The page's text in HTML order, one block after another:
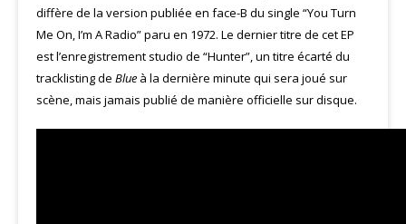
diffère de la version publiée en face-B du single “You Turn
Me On, I’m A Radio” paru en 1972. Le dernier titre de cet EP
est l’enregistrement studio de “Hunter”, un titre écarté du
tracklisting de Blue à la dernière minute qui sera joué sur
scène, mais jamais publié de manière officielle sur disque.